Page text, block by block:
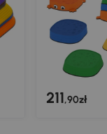
211,90zł